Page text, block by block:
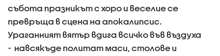
събота празникът с хоро и веселие се
превръща в сцена на апокалипсис.
Ураганният вятър вдига всичко във въздуха
- навсякъде политат маси, столове и